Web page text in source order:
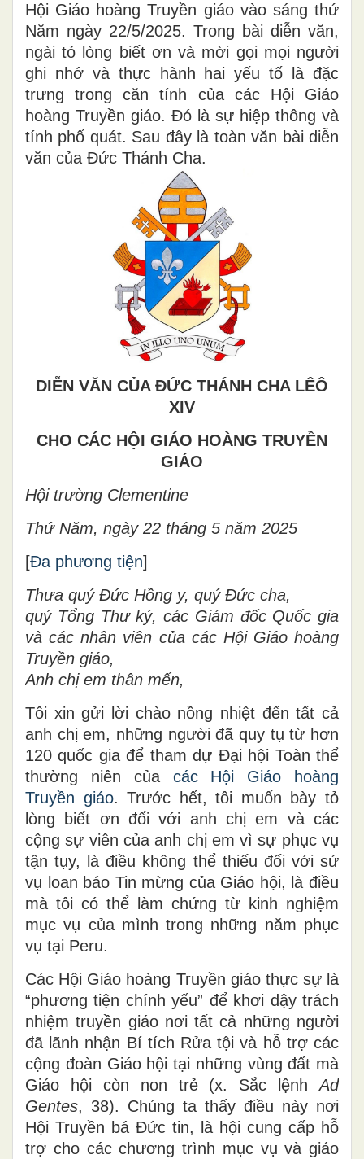
Hội Giáo hoàng Truyền giáo vào sáng thứ
Năm ngày 22/5/2025. Trong bài diễn văn,
ngài tỏ lòng biết ơn và mời gọi mọi người
ghi nhớ và thực hành hai yếu tố là đặc
trưng trong căn tính của các Hội Giáo
hoàng Truyền giáo. Đó là sự hiệp thông và
tính phổ quát. Sau đây là toàn văn bài diễn
văn của Đức Thánh Cha.
DIỄN VĂN CỦA ĐỨC THÁNH CHA LÊÔ
XIV
CHO CÁC HỘI GIÁO HOÀNG TRUYỀN
GIÁO
Hội trường Clementine
Thứ Năm, ngày 22 tháng 5 năm 2025
[Đa phương tiện]
Thưa quý Đức Hồng y, quý Đức cha,
quý Tổng Thư ký, các Giám đốc Quốc gia
và các nhân viên của các Hội Giáo hoàng
Truyền giáo,
Anh chị em thân mến,
Tôi xin gửi lời chào nồng nhiệt đến tất cả
anh chị em, những người đã quy tụ từ hơn
120 quốc gia để tham dự Đại hội Toàn thể
thường niên của các Hội Giáo hoàng
Truyền giáo. Trước hết, tôi muốn bày tỏ
lòng biết ơn đối với anh chị em và các
cộng sự viên của anh chị em vì sự phục vụ
tận tụy, là điều không thể thiếu đối với sứ
vụ loan báo Tin mừng của Giáo hội, là điều
mà tôi có thể làm chứng từ kinh nghiệm
mục vụ của mình trong những năm phục
vụ tại Peru.
Các Hội Giáo hoàng Truyền giáo thực sự là
“phương tiện chính yếu” để khơi dậy trách
nhiệm truyền giáo nơi tất cả những người
đã lãnh nhận Bí tích Rửa tội và hỗ trợ các
cộng đoàn Giáo hội tại những vùng đất mà
Giáo hội còn non trẻ (x. Sắc lệnhAd
Gentes, 38). Chúng ta thấy điều này nơi
Hội Truyền bá Đức tin, là hội cung cấp hỗ
trợ cho các chương trình mục vụ và giáo